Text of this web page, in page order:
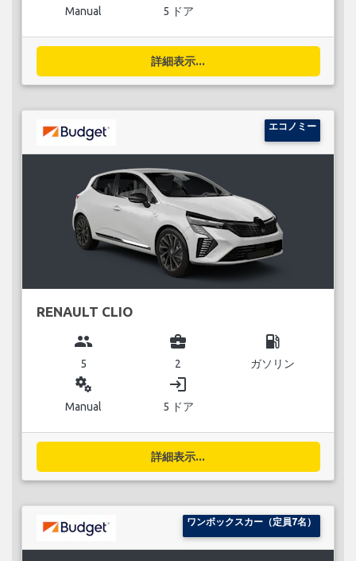
Manual 5 ドア
詳細表示...
エコノミー
RENAULT CLIO
group
5
business_center
2
local_gas_station
ガソリン
miscellaneous_services
Manual
login
5 ドア
詳細表示...
ワンボックスカー（定員7名）